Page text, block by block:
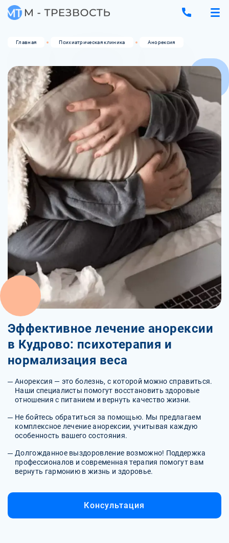
Главная Психиатрическая клиника Анорексия
Эффективное лечение анорексии
в Кудрово: психотерапия и
нормализация веса
Анорексия — это болезнь, с которой можно справиться.
Наши специалисты помогут восстановить здоровые
отношения с питанием и вернуть качество жизни.
Не бойтесь обратиться за помощью. Мы предлагаем
комплексное лечение анорексии, учитывая каждую
особенность вашего состояния.
Долгожданное выздоровление возможно! Поддержка
профессионалов и современная терапия помогут вам
вернуть гармонию в жизнь и здоровье.
Консультация